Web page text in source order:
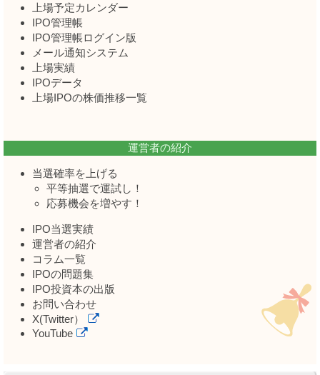
上場予定カレンダー
IPO管理帳
IPO管理帳ログイン版
メール通知システム
上場実績
IPOデータ
上場IPOの株価推移一覧
運営者の紹介
当選確率を上げる
平等抽選で運試し！
応募機会を増やす！
IPO当選実績
運営者の紹介
コラム一覧
IPOの問題集
IPO投資本の出版
お問い合わせ
X(Twitter）
YouTube